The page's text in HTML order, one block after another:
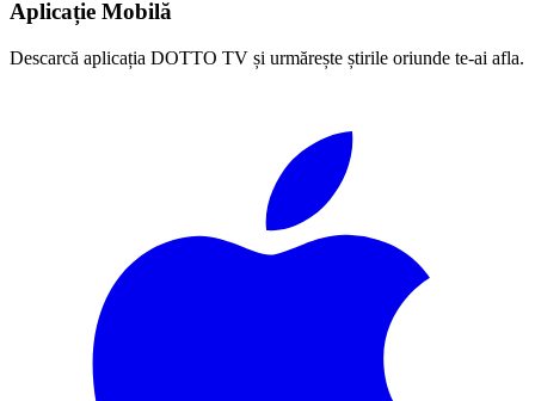
Aplicație Mobilă
Descarcă aplicația DOTTO TV și urmărește știrile oriunde te-ai afla.